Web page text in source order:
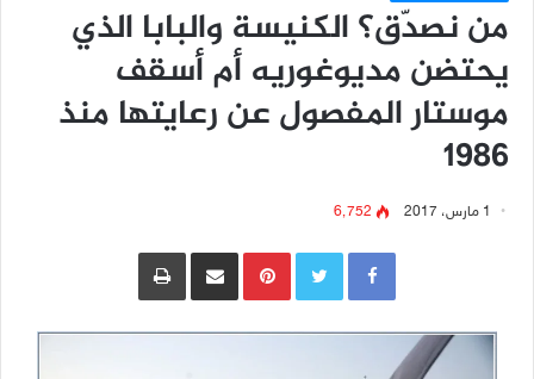
من نصدّق؟ الكنيسة والبابا الذي
يحتضن مديوغوريه أم أسقف
موستار المفصول عن رعايتها منذ
1986
1 مارس، 2017 6٬752
Pinterestمشاركة عبر البريد طباعة